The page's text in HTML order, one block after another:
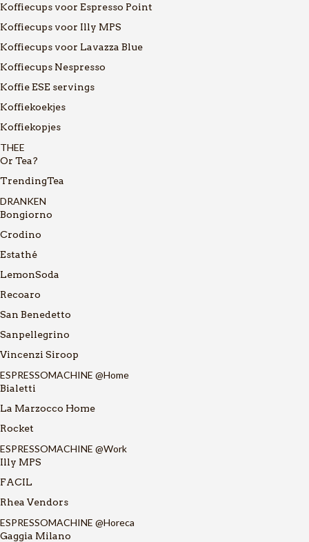
Koffiecups voor Espresso Point
Koffiecups voor Illy MPS
Koffiecups voor Lavazza Blue
Koffiecups Nespresso
Koffie ESE servings
Koffiekoekjes
Koffiekopjes
THEE
Or Tea?
TrendingTea
DRANKEN
Bongiorno
Crodino
Estathé
LemonSoda
Recoaro
San Benedetto
Sanpellegrino
Vincenzi Siroop
ESPRESSOMACHINE @Home
Bialetti
La Marzocco Home
Rocket
ESPRESSOMACHINE @Work
Illy MPS
FACIL
Rhea Vendors
ESPRESSOMACHINE @Horeca
Gaggia Milano